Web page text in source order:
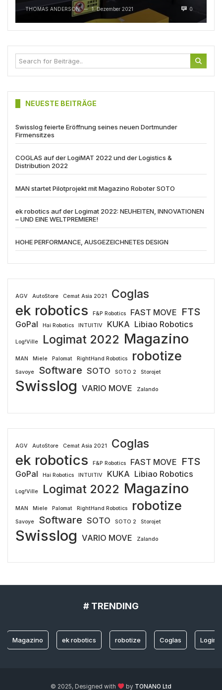
THOMAS ANDERSON — 1. Dezember 2021 0
NEUESTE BEITRÄGE
Swisslog feierte Eröffnung seines neuen Dortmunder
Firmensitzes
COGLAS auf der LogiMAT 2022 und der Logistics &
Distribution 2022
MAN startet Pilotprojekt mit Magazino Roboter SOTO
ek robotics auf der Logimat 2022: NEUHEITEN, INNOVATIONEN
– UND EINE WELTPREMIERE!
HOHE PERFORMANCE, AUSGEZEICHNETES DESIGN
AGV AutoStore Cemat Asia 2021 Coglas
ek robotics F&P Robotics FAST MOVE FTS
GoPal Hai Robotics INTUITIV KUKA Libiao Robotics
Log!Ville Logimat 2022 Magazino
MAN Miele Palomat RightHand Robotics robotize
Savoye Software SOTO SOTO 2 Storojet
Swisslog VARIO MOVE Zalando
AGV AutoStore Cemat Asia 2021 Coglas
ek robotics F&P Robotics FAST MOVE FTS
GoPal Hai Robotics INTUITIV KUKA Libiao Robotics
Log!Ville Logimat 2022 Magazino
MAN Miele Palomat RightHand Robotics robotize
Savoye Software SOTO SOTO 2 Storojet
Swisslog VARIO MOVE Zalando
# TRENDING
Magazino ek robotics robotize Coglas Logimat
© 2025, Designed with by TONANO Ltd